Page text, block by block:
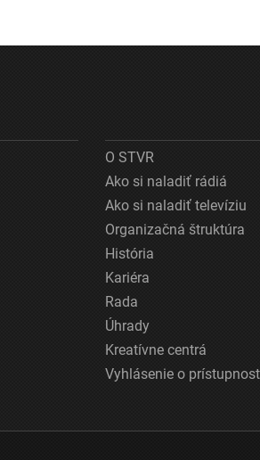
O STVR
Ako si naladiť rádiá
Ako si naladiť televíziu
Organizačná štruktúra
História
Kariéra
Rada
Úhrady
Kreatívne centrá
Vyhlásenie o